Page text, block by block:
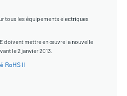
tous les équipements électriques
doivent mettre en œuvre la nouvelle
le 2 janvier 2013.
RoHS II